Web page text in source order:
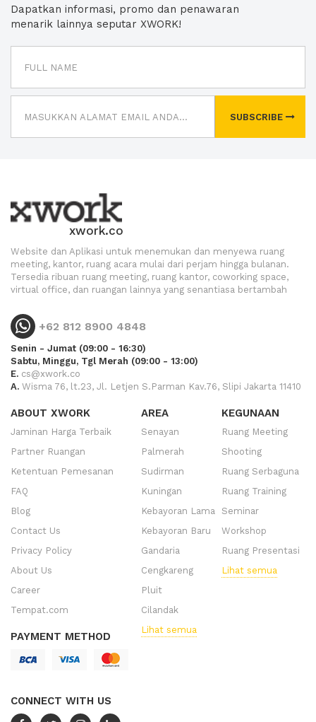
Dapatkan informasi, promo dan penawaran
menarik lainnya seputar XWORK!
SUBSCRIBE
xwork.co
Website dan Aplikasi untuk menemukan dan menyewa ruang
meeting, kantor, ruang acara mulai dari perjam hingga bulanan.
Tersedia ribuan ruang meeting, ruang kantor, coworking space,
virtual office, dan ruangan lainnya yang senantiasa bertambah
+62 812 8900 4848
Senin - Jumat (09:00 - 16:30)
Sabtu, Minggu, Tgl Merah (09:00 - 13:00)
E. cs@xwork.co
A. Wisma 76, lt.23, Jl. Letjen S.Parman Kav.76, Slipi Jakarta 11410
ABOUT XWORK
Jaminan Harga Terbaik
Partner Ruangan
Ketentuan Pemesanan
FAQ
Blog
Contact Us
Privacy Policy
About Us
Career
Tempat.com
PAYMENT METHOD
CONNECT WITH US
AREA
Senayan
Palmerah
Sudirman
Kuningan
Kebayoran Lama
Kebayoran Baru
Gandaria
Cengkareng
Pluit
Cilandak
Lihat semua
KEGUNAAN
Ruang Meeting
Shooting
Ruang Serbaguna
Ruang Training
Seminar
Workshop
Ruang Presentasi
Lihat semua